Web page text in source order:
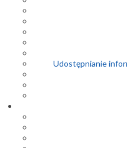
Udostępnianie